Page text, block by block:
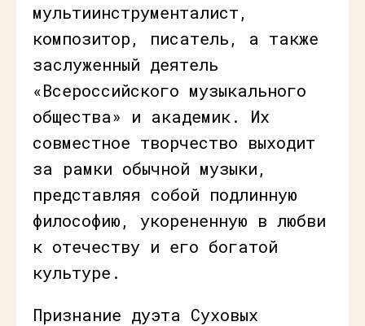
мультиинструменталист,
композитор, писатель, а также
заслуженный деятель
«Всероссийского музыкального
общества» и академик. Их
совместное творчество выходит
за рамки обычной музыки,
представляя собой подлинную
философию, укорененную в любви
к отечеству и его богатой
культуре.
Признание дуэта Суховых